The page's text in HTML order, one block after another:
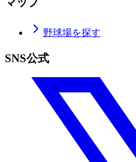
野球場を探す
SNS公式